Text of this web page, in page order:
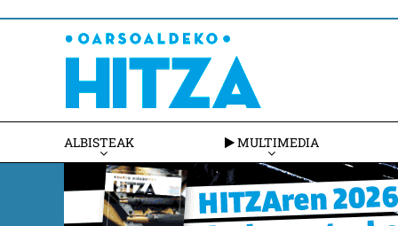
ALBISTEAK MULTIMEDIA